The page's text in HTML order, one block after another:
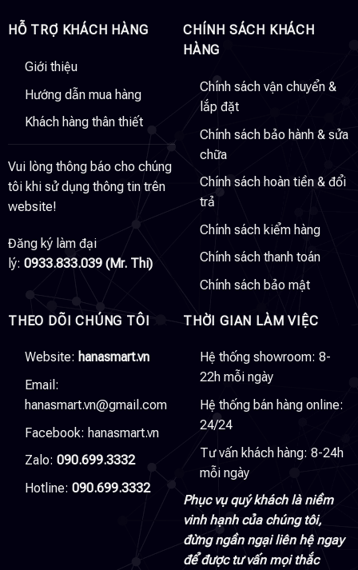
HỖ TRỢ KHÁCH HÀNG
Giới thiệu
Hướng dẫn mua hàng
Khách hàng thân thiết
Vui lòng thông báo cho chúng
tôi khi sử dụng thông tin trên
website!
Đăng ký làm đại
lý: 0933.833.039 (Mr. Thi)
CHÍNH SÁCH KHÁCH
HÀNG
Chính sách vận chuyển &
lắp đặt
Chính sách bảo hành & sửa
chữa
Chính sách hoàn tiền & đổi
trả
Chính sách kiểm hàng
Chính sách thanh toán
Chính sách bảo mật
THEO DÕI CHÚNG TÔI
Website: hanasmart.vn
Email:
hanasmart.vn@gmail.com
Facebook: hanasmart.vn
Zalo: 090.699.3332
Hotline: 090.699.3332
THỜI GIAN LÀM VIỆC
Hệ thống showroom: 8-
22h mỗi ngày
Hệ thống bán hàng online:
24/24
Tư vấn khách hàng: 8-24h
mỗi ngày
Phục vụ quý khách là niềm
vinh hạnh của chúng tôi,
đừng ngần ngại liên hệ ngay
để được tư vấn mọi thắc